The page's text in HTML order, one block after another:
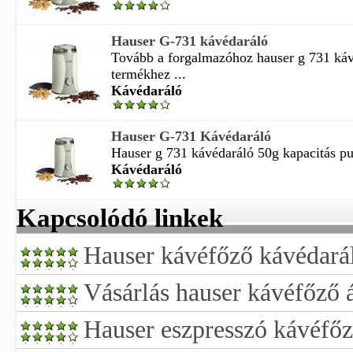
Hauser G-731 kávédaráló
Tovább a forgalmazóhoz hauser g 731
termékhez ...
Kávédaráló
Hauser G-731 Kávédaráló
Hauser g 731 kávédaráló 50g kapacitás
Kávédaráló
Kapcsolódó linkek
Hauser kávéfőző
Vásárlás hauser kávéfőző
Hauser eszpresszó